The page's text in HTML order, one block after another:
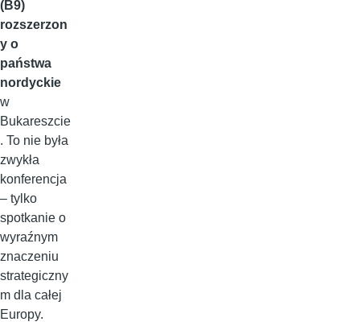
(B9)
rozszerzon
y o
państwa
nordyckie
w
Bukareszcie
. To nie była
zwykła
konferencja
– tylko
spotkanie o
wyraźnym
znaczeniu
strategiczny
m dla całej
Europy.